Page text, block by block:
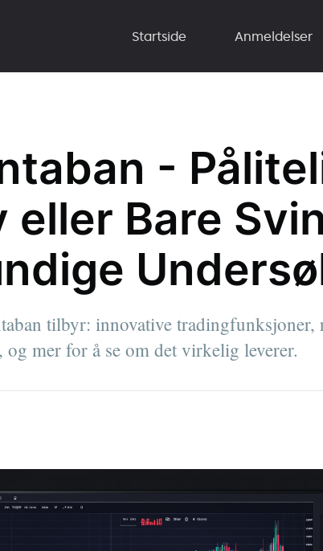
Startside Anmeldelser
-
eller Bare
tilbyr: innovative tradingfunksjoner,
og mer for å se om det virkelig leverer.